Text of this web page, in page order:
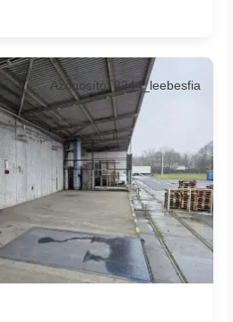
Azonosító: 8244_leebesfia